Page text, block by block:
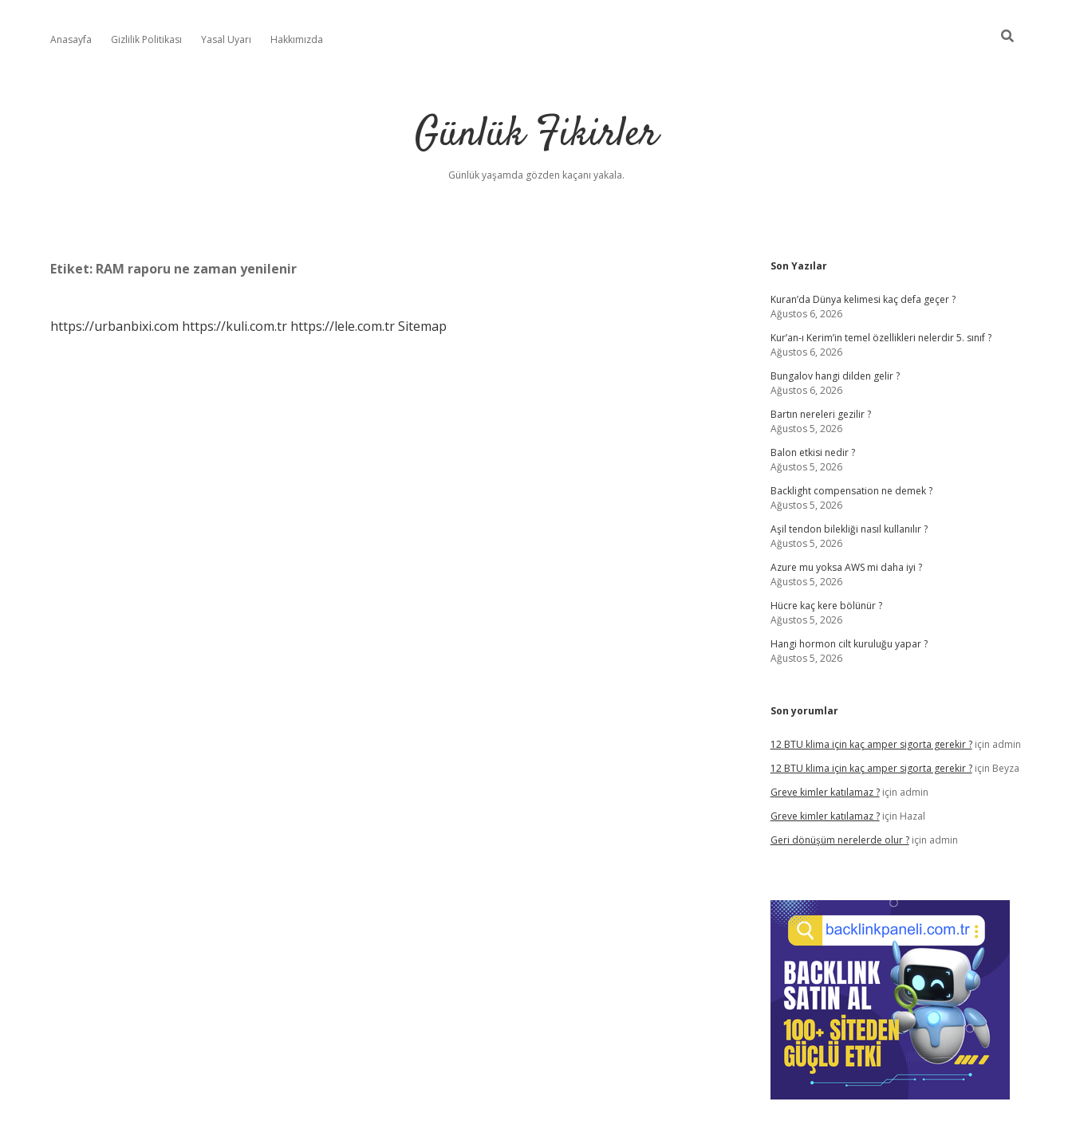
Anasayfa Gizlilik Politikası Yasal Uyarı Hakkımızda
Günlük Fikirler
Günlük yaşamda gözden kaçanı yakala.
Etiket: RAM raporu ne zaman yenilenir
https://urbanbixi.com https://kuli.com.tr https://lele.com.trSitemap
Sidebar
Son Yazılar
Kuran’da Dünya kelimesi kaç defa geçer ?
Ağustos 6, 2026
Kur’an-ı Kerim’in temel özellikleri nelerdir 5. sınıf ?
Ağustos 6, 2026
Bungalov hangi dilden gelir ?
Ağustos 6, 2026
Bartın nereleri gezilir ?
Ağustos 5, 2026
Balon etkisi nedir ?
Ağustos 5, 2026
Backlight compensation ne demek ?
Ağustos 5, 2026
Aşil tendon bilekliği nasıl kullanılır ?
Ağustos 5, 2026
Azure mu yoksa AWS mi daha iyi ?
Ağustos 5, 2026
Hücre kaç kere bölünür ?
Ağustos 5, 2026
Hangi hormon cilt kuruluğu yapar ?
Ağustos 5, 2026
Son yorumlar
12 BTU klima için kaç amper sigorta gerekir ?için admin
12 BTU klima için kaç amper sigorta gerekir ?için Beyza
Greve kimler katılamaz ?için admin
Greve kimler katılamaz ?için Hazal
Geri dönüşüm nerelerde olur ?için admin